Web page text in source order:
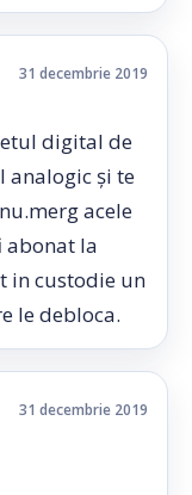
31 decembrie 2019
digital de
analogic și te
acele
abonat la
in custodie un
le debloca.
31 decembrie 2019